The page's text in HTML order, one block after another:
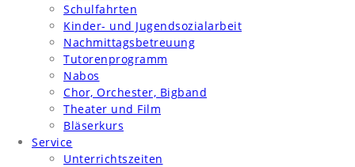
Schulfahrten
Kinder- und Jugendsozialarbeit
Nachmittagsbetreuung
Tutorenprogramm
Nabos
Chor, Orchester, Bigband
Theater und Film
Bläserkurs
Service
Unterrichtszeiten